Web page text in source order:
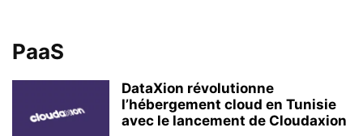
PaaS
DataXion révolutionne
l’hébergement cloud en Tunisie
avec le lancement de Cloudaxion